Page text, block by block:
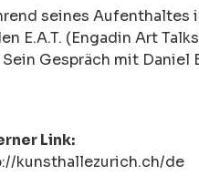
seines Aufenthaltes
E.A.T. (Engadin Art
Gespräch mit Daniel
Link:
kunsthallezurich.ch/de